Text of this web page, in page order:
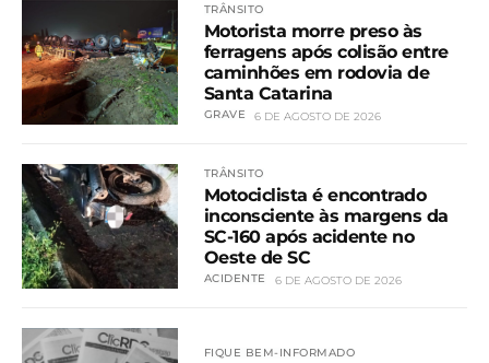
TRÂNSITO
Motorista morre preso às
ferragens após colisão entre
caminhões em rodovia de
Santa Catarina
GRAVE 6 DE AGOSTO DE 2026
TRÂNSITO
Motociclista é encontrado
inconsciente às margens da
SC-160 após acidente no
Oeste de SC
ACIDENTE 6 DE AGOSTO DE 2026
FIQUE BEM-INFORMADO